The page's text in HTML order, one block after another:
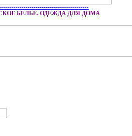
БЕЛЬЁ. ОДЕЖДА ДЛЯ ДОМА